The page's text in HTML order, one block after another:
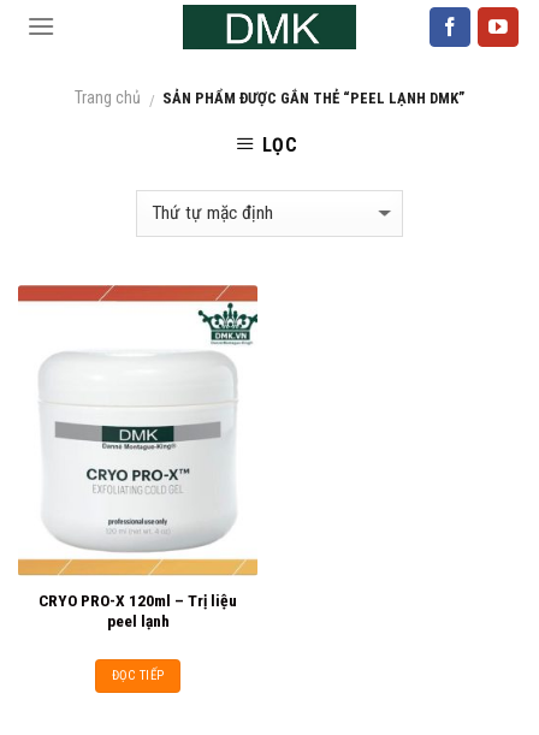
Skip
Trang chủ / SẢN PHẨM ĐƯỢC GẮN THẺ “PEEL LẠNH DMK”
LỌC
CRYO PRO-X 120ml – Trị liệu
peel lạnh
ĐỌC TIẾP